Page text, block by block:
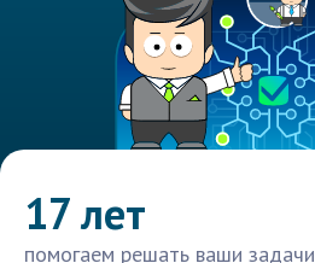
17 лет
помогаем решать ваши задачи